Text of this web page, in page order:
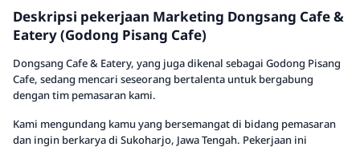
Deskripsi pekerjaan Marketing Dongsang Cafe &
Eatery (Godong Pisang Cafe)
Dongsang Cafe & Eatery, yang juga dikenal sebagai Godong Pisang
Cafe, sedang mencari seseorang bertalenta untuk bergabung
dengan tim pemasaran kami.
Kami mengundang kamu yang bersemangat di bidang pemasaran
dan ingin berkarya di Sukoharjo, Jawa Tengah. Pekerjaan ini